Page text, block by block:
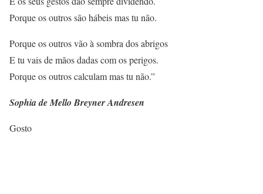
Porque os outros são hábeis mas tu não.
Porque os outros vão à sombra dos abrigos
E tu vais de mãos dadas com os perigos.
Porque os outros calculam mas tu não.”
Sophia de Mello Breyner Andresen
Gosto